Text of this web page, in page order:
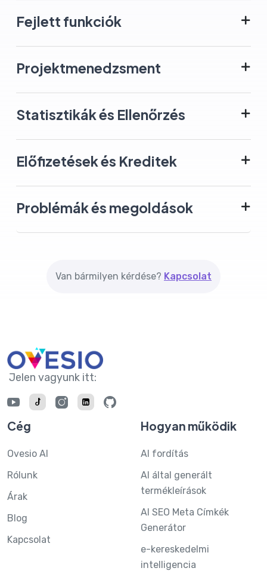
Fejlett funkciók
Projektmenedzsment
Statisztikák és Ellenőrzés
Előfizetések és Kreditek
Problémák és megoldások
Van bármilyen kérdése? Kapcsolat
Jelen vagyunk itt:
Cég
Ovesio AI
Rólunk
Árak
Blog
Kapcsolat
Hogyan működik
AI fordítás
AI által generált
termékleírások
AI SEO Meta Címkék
Generátor
e-kereskedelmi
intelligencia